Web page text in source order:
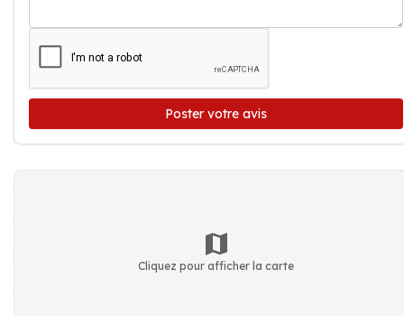
Poster votre avis
Cliquez pour afficher la carte